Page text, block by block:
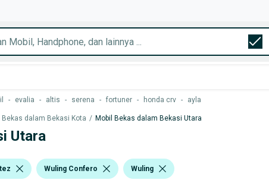
- evalia - altis - serena - fortuner - honda crv - ayla
Bekas dalam Bekasi Kota / Mobil Bekas dalam Bekasi Utara
Utara
Wuling Confero Wuling